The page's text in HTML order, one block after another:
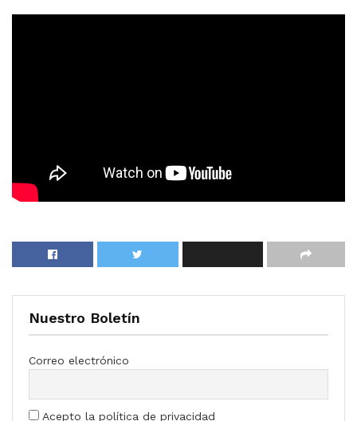
Nuestro Boletín
Correo electrónico
Acepto la política de privacidad